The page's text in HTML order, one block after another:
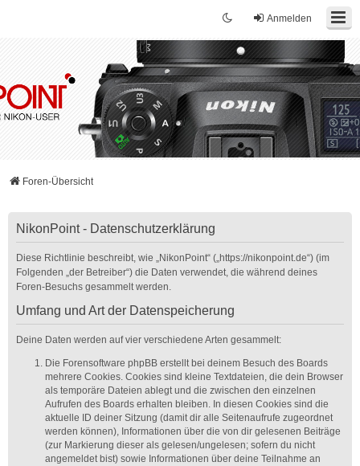
Anmelden
Foren-Übersicht
NikonPoint - Datenschutzerklärung
Diese Richtlinie beschreibt, wie „NikonPoint“ („https://nikonpoint.de“) (im
Folgenden „der Betreiber“) die Daten verwendet, die während deines
Foren-Besuchs gesammelt werden.
Umfang und Art der Datenspeicherung
Deine Daten werden auf vier verschiedene Arten gesammelt:
Die Forensoftware phpBB erstellt bei deinem Besuch des Boards
mehrere Cookies. Cookies sind kleine Textdateien, die dein Browser
als temporäre Dateien ablegt und die zwischen den einzelnen
Aufrufen des Boards erhalten bleiben. In diesen Cookies sind die
aktuelle ID deiner Sitzung (damit dir alle Seitenaufrufe zugeordnet
werden können), Informationen über die von dir gelesenen Beiträge
(zur Markierung dieser als gelesen/ungelesen; sofern du nicht
angemeldet bist) sowie Informationen über deine Teilnahme an